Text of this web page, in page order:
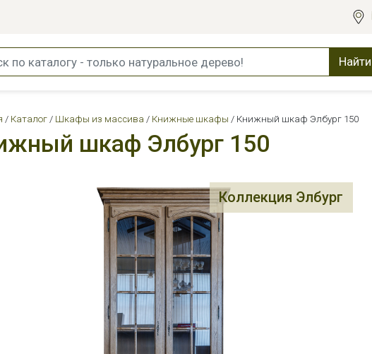
Найти
Каталог Шкафы из массива Книжные шкафы Книжный шкаф Элбург 150
шкаф Элбург 150
Коллекция Элбург